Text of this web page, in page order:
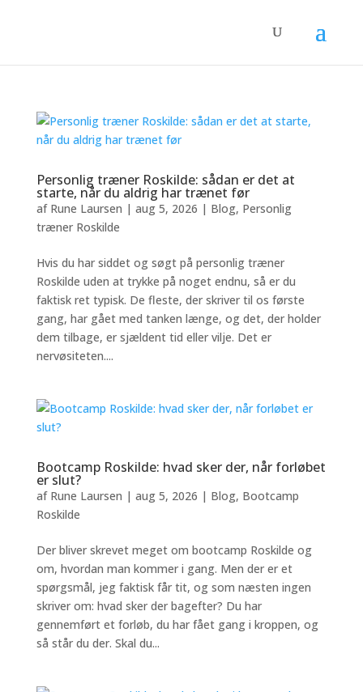
Personlig træner Roskilde: sådan er det at
starte, når du aldrig har trænet før
af Rune Laursen | aug 5, 2026 | Blog, Personlig
træner Roskilde
Hvis du har siddet og søgt på personlig træner
Roskilde uden at trykke på noget endnu, så er du
faktisk ret typisk. De fleste, der skriver til os første
gang, har gået med tanken længe, og det, der holder
dem tilbage, er sjældent tid eller vilje. Det er
nervøsiteten....
Bootcamp Roskilde: hvad sker der, når forløbet
er slut?
af Rune Laursen | aug 5, 2026 | Blog, Bootcamp
Roskilde
Der bliver skrevet meget om bootcamp Roskilde og
om, hvordan man kommer i gang. Men der er et
spørgsmål, jeg faktisk får tit, og som næsten ingen
skriver om: hvad sker der bagefter? Du har
gennemført et forløb, du har fået gang i kroppen, og
så står du der. Skal du...